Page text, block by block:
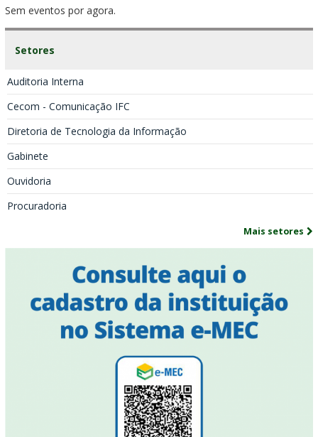
Sem eventos por agora.
Setores
Auditoria Interna
Cecom - Comunicação IFC
Diretoria de Tecnologia da Informação
Gabinete
Ouvidoria
Procuradoria
Mais setores